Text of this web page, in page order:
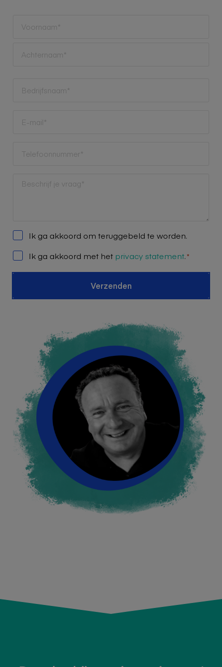
mailadres
Telefonisch
contactIk ga akkoord om teruggebeld te worden.
Toestemming
*
Ik ga akkoord met het privacy statement.*